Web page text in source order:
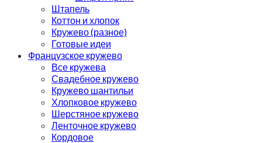
Штапель
Коттон и хлопок
Кружево (разное)
Готовые идеи
Французское кружево
Все кружева
Свадебное кружево
Кружево шантильи
Хлопковое кружево
Шерстяное кружево
Ленточное кружево
Кордовое